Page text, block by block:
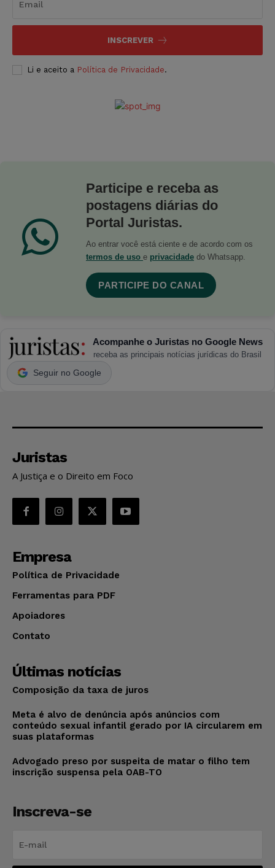
INSCREVER
Li e aceito a Política de Privacidade.
Participe e receba as
postagens diárias do
Portal Juristas.
Ao entrar você está ciente e de acordo com os
termos de uso e privacidade do Whatsapp.
PARTICIPE DO CANAL
Acompanhe o Juristas no Google News
receba as principais notícias jurídicas do Brasil
Seguir no Google
Juristas
A Justiça e o Direito em Foco
Empresa
Política de Privacidade
Ferramentas para PDF
Apoiadores
Contato
Últimas notícias
Composição da taxa de juros
Meta é alvo de denúncia após anúncios com
conteúdo sexual infantil gerado por IA circularem em
suas plataformas
Advogado preso por suspeita de matar o filho tem
inscrição suspensa pela OAB-TO
Inscreva-se